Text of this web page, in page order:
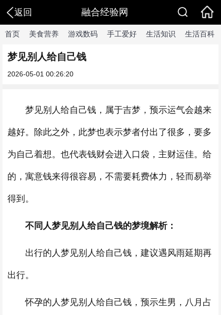
返回 融合经验网
首页 美食营养 游戏数码 手工爱好 生活知识 生活百科
梦见别人给自己钱
2026-05-01 00:26:20
梦见别人给自己钱，属于吉梦，预示运气会越来
越好。除此之外，此梦也表示梦者付出了很多，要多
为自己着想。也代表钱财会进入口袋，主财运佳。给
的，寓意钱来得很容易，不需要耗费体力，轻而易举
得到。
不同人梦见别人给自己钱的梦境解析：
出行的人梦见别人给自己钱，建议遇风雨延期再
出行。
怀孕的人梦见别人给自己钱，预示生男，八月占